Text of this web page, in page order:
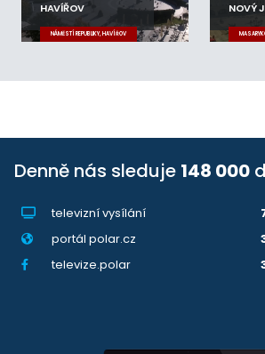
HAVÍŘOV
NÁMĚSTÍ REPUBLIKY, HAVÍŘOV
NOVÝ
Denně nás sleduje 148 000
televizní vysílání
portál polar.cz
televize.polar